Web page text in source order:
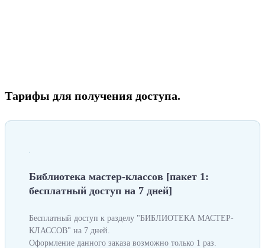
Тарифы для получения доступа.
Библиотека мастер-классов [пакет 1:
бесплатный доступ на 7 дней]
Бесплатный доступ к разделу "БИБЛИОТЕКА МАСТЕР-
КЛАССОВ" на 7 дней.
Оформление данного заказа возможно только 1 раз.